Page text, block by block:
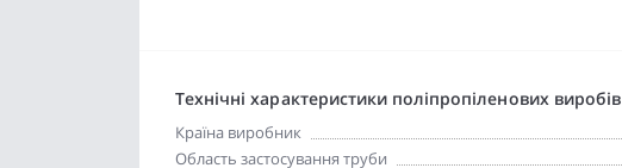
Технічні характеристики поліпропіленових виробів
Країна виробник
Область застосування труби